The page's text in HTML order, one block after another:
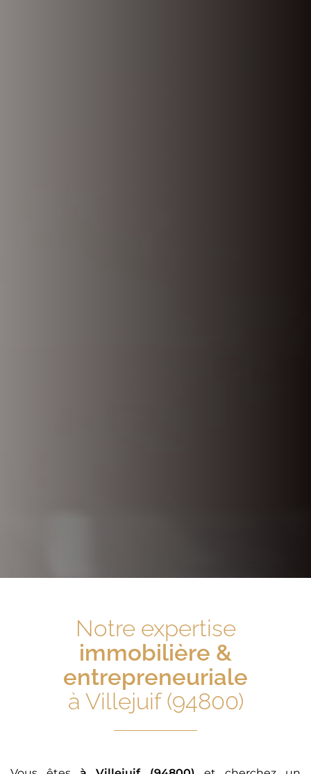
Notre expertise
immobilière &
entrepreneuriale
à Villejuif (94800)